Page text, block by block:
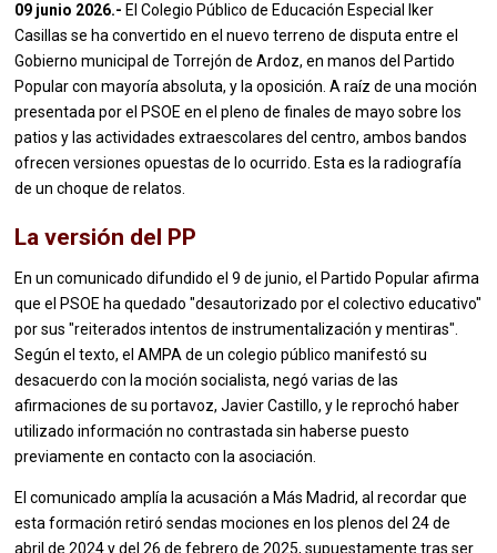
09 junio 2026.- El Colegio Público de Educación Especial Iker
Casillas se ha convertido en el nuevo terreno de disputa entre el
Gobierno municipal de Torrejón de Ardoz, en manos del Partido
Popular con mayoría absoluta, y la oposición. A raíz de una moción
presentada por el PSOE en el pleno de finales de mayo sobre los
patios y las actividades extraescolares del centro, ambos bandos
ofrecen versiones opuestas de lo ocurrido. Esta es la radiografía
de un choque de relatos.
La versión del PP
En un comunicado difundido el 9 de junio, el Partido Popular afirma
que el PSOE ha quedado "desautorizado por el colectivo educativo"
por sus "reiterados intentos de instrumentalización y mentiras".
Según el texto, el AMPA de un colegio público manifestó su
desacuerdo con la moción socialista, negó varias de las
afirmaciones de su portavoz, Javier Castillo, y le reprochó haber
utilizado información no contrastada sin haberse puesto
previamente en contacto con la asociación.
El comunicado amplía la acusación a Más Madrid, al recordar que
esta formación retiró sendas mociones en los plenos del 24 de
abril de 2024 y del 26 de febrero de 2025, supuestamente tras ser